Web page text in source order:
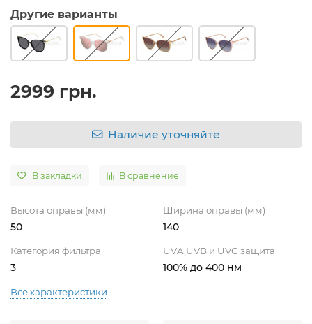
Другие варианты
2999 грн.
Наличие уточняйте
В закладки В сравнение
Высота оправы (мм)
50
Ширина оправы (мм)
140
Категория фильтра
3
UVA,UVB и UVC защита
100% до 400 нм
Все характеристики